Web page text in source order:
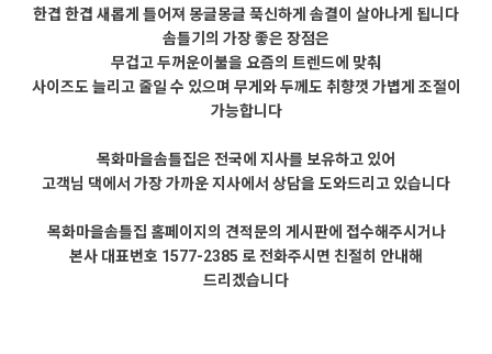
한겹 한겹 새롭게 틀어져 몽글몽글 푹신하게 솜결이 살아나게 됩니다
솜틀기의 가장 좋은 장점은
무겁고 두꺼운이불을 요즘의 트렌드에 맞춰
사이즈도 늘리고 줄일 수 있으며 무게와 두께도 취향껏 가볍게 조절이
가능합니다
목화마을솜틀집은 전국에 지사를 보유하고 있어
고객님 댁에서 가장 가까운 지사에서 상담을 도와드리고 있습니다
목화마을솜틀집 홈페이지의 견적문의 게시판에 접수해주시거나
본사 대표번호 1577-2385 로 전화주시면 친절히 안내해
드리겠습니다